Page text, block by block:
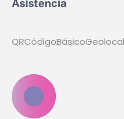
Asistencia
QRCódigoBásico